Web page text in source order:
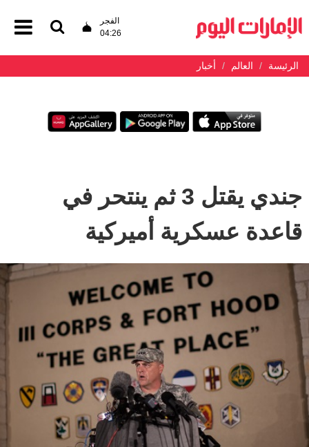
الفجر
04:26
الرئيسة العالم أخبار
جندي يقتل 3 ثم ينتحر في
قاعدة عسكرية أميركية